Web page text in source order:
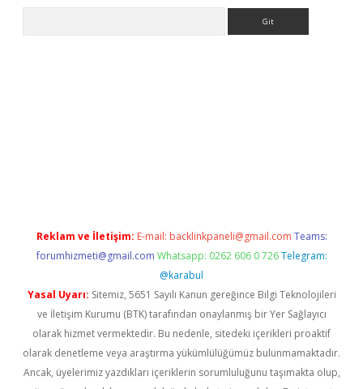
Reklam ve İletişim: E-mail: backlinkpaneli@gmail.com Teams:
forumhizmeti@gmail.com Whatsapp: 0262 606 0 726 Telegram:
@karabul
Yasal Uyarı: Sitemiz, 5651 Sayılı Kanun gereğince Bilgi Teknolojileri
ve İletişim Kurumu (BTK) tarafından onaylanmış bir Yer Sağlayıcı
olarak hizmet vermektedir. Bu nedenle, sitedeki içerikleri proaktif
olarak denetleme veya araştırma yükümlülüğümüz bulunmamaktadır.
Ancak, üyelerimiz yazdıkları içeriklerin sorumluluğunu taşımakta olup,